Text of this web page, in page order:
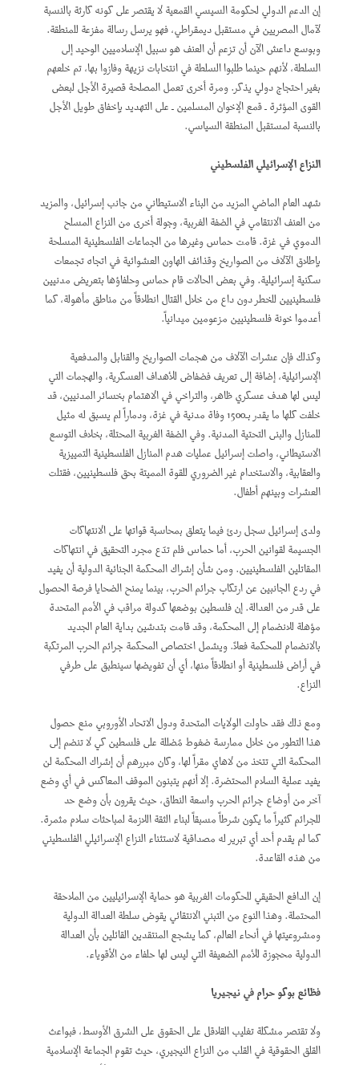
إن الدعم الدولي لحكومة السيسي القمعية لا يقتصر على كونه كارثة بالنسبة
لآمال المصريين في مستقبل ديمقراطي، فهو يرسل رسالة مفزعة للمنطقة.
وبوسع داعش الآن أن تزعم أن العنف هو سبيل الإسلاميين الوحيد إلى
السلطة، لأنهم حينما طلبوا السلطة في انتخابات نزيهة وفازوا بها، تم خلعهم
بغير احتجاج دولي يذكر. ومرة أخرى تعمل المصلحة قصيرة الأجل لبعض
القوى المؤثرة ـ قمع الإخوان المسلمين ـ على التهديد بإخفاق طويل الأجل
بالنسبة لمستقبل المنطقة السياسي.
النزاع الإسرائيلي الفلسطيني
شهد العام الماضي المزيد من البناء الاستيطاني من جانب إسرائيل، والمزيد
من العنف الانتقامي في الضفة الغربية، وجولة أخرى من النزاع المسلح
الدموي في غزة. قامت حماس وغيرها من الجماعات الفلسطينية المسلحة
بإطلاق الآلاف من الصواريخ وقذائف الهاون العشوائية في اتجاه تجمعات
سكنية إسرائيلية. وفي بعض الحالات قام حماس وحلفاؤها بتعريض مدنيين
فلسطينيين للخطر دون داع من خلال القتال انطلاقاً من مناطق مأهولة، كما
أعدموا خونة فلسطينيين مزعومين ميدانياً.
وكذلك فإن عشرات الآلاف من هجمات الصواريخ والقنابل والمدفعية
الإسرائيلية، إضافة إلى تعريف فضفاض للأهداف العسكرية، والهجمات التي
ليس لها هدف عسكري ظاهر، والتراخي في الاهتمام بخسائر المدنيين، قد
خلفت كلها ما يقدر بـ1500 وفاة مدنية في غزة، ودماراً لم يسبق له مثيل
للمنازل والبنى التحتية المدنية. وفي الضفة الغربية المحتلة، بخلاف التوسع
الاستيطاني، واصلت إسرائيل عمليات هدم المنازل الفلسطينية التمييزية
والعقابية، والاستخدام غير الضروري للقوة المميتة بحق فلسطينيين، فقتلت
العشرات وبينهم أطفال.
ولدى إسرائيل سجل ردئ فيما يتعلق بمحاسبة قواتها على الانتهاكات
الجسيمة لقوانين الحرب، أما حماس فلم تدّع مجرد التحقيق في انتهاكات
المقاتلين الفلسطينيين. ومن شأن إشراك المحكمة الجنائية الدولية أن يفيد
في ردع الجانبين عن ارتكاب جرائم الحرب، بينما يمنح الضحايا فرصة الحصول
على قدر من العدالة. إن فلسطين بوضعها كدولة مراقب في الأمم المتحدة
مؤهلة للانضمام إلى المحكمة، وقد قامت بتدشين بداية العام الجديد
بالانضمام للمحكمة فعلاً. ويشمل اختصاص المحكمة جرائم الحرب المرتكبة
في أراض فلسطينية أو انطلاقاً منها، أي أن تفويضها سينطبق على طرفي
النزاع.
ومع ذلك فقد حاولت الولايات المتحدة ودول الاتحاد الأوروبي منع حصول
هذا التطور من خلال ممارسة ضغوط مُضللة على فلسطين كي لا تنضم إلى
المحكمة التي تتخذ من لاهاي مقراً لها، وكان مبررهم أن إشراك المحكمة لن
يفيد عملية السلام المحتضرة. إلا أنهم يتبنون الموقف المعاكس في أي وضع
آخر من أوضاع جرائم الحرب واسعة النطاق، حيث يقرون بأن وضع حد
للجرائم كثيراً ما يكون شرطاً مسبقاً لبناء الثقة اللازمة لمباحثات سلام مثمرة.
كما لم يقدم أحد أي تبرير له مصداقية لاستثناء النزاع الإسرائيلي الفلسطيني
من هذه القاعدة.
إن الدافع الحقيقي للحكومات الغربية هو حماية الإسرائيليين من الملاحقة
المحتملة. وهذا النوع من التبني الانتقائي يقوض سلطة العدالة الدولية
ومشروعيتها في أنحاء العالم، كما يشجع المنتقدين القائلين بأن العدالة
الدولية محجوزة للأمم الضعيفة التي ليس لها حلفاء من الأقوياء.
فظائع بوكو حرام في نيجيريا
ولا تقتصر مشكلة تغليب القلاقل على الحقوق على الشرق الأوسط، فبواعث
القلق الحقوقية في القلب من النزاع النيجيري، حيث تقوم الجماعة الإسلامية